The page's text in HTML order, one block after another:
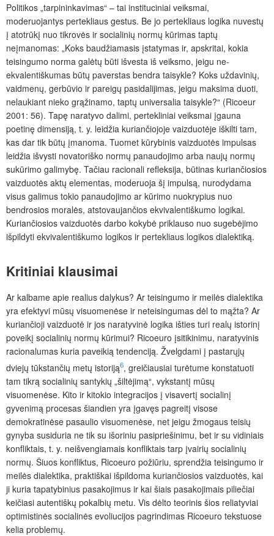
Politikos „tarpininkavimas“ – tai instituciniai veiksmai,
moderuojantys pertekliaus gestus. Be jo pertekliaus logika nuvestų
į atotrūkį nuo tikrovės ir socialinių normų kūrimas taptų
neįmanomas: „Koks baudžiamasis įstatymas ir, apskritai, kokia
teisingumo norma galėtų būti išvesta iš veiksmo, jeigu ne-
ekvalentiškumas būtų paverstas bendra taisykle? Koks uždavinių,
vaidmenų, gerbūvio ir pareigų pasidalijimas, jeigu maksima duoti,
nelaukiant nieko grąžinamo, taptų universalia taisykle?“ (Ricoeur
2001: 56). Tapę naratyvo dalimi, pertekliniai veiksmai įgauna
poetinę dimensiją, t. y. leidžia kuriančiojoje vaizduotėje iškilti tam,
kas dar tik būtų įmanoma. Tuomet kūrybinis vaizduotės impulsas
leidžia išvysti novatoriško normų panaudojimo arba naujų normų
sukūrimo galimybę. Tačiau racionali refleksija, būtinas kuriančiosios
vaizduotės aktų elementas, moderuoja šį impulsą, nurodydama
visus galimus tokio panaudojimo ar kūrimo nuokrypius nuo
bendrosios moralės, atstovaujančios ekvivalentiškumo logikai.
Kuriančiosios vaizduotės darbo kokybė priklauso nuo sugebėjimo
išpildyti ekvivalentiškumo logikos ir pertekliaus logikos dialektiką.
Kritiniai klausimai
Ar kalbame apie realius dalykus? Ar teisingumo ir meilės dialektika
yra efektyvi mūsų visuomenėse ir neteisingumas dėl to mąžta? Ar
kuriančioji vaizduotė ir jos naratyvinė logika išties turi realų istorinį
poveikį socialinių normų kūrimui? Ricoeuro įsitikinimu, naratyvinis
racionalumas kuria paveikią tendenciją. Žvelgdami į pastarųjų
dviejų tūkstančių metų istoriją6, greičiausiai turėtume konstatuoti
tam tikrą socialinių santykių „šiltėjimą“, vykstantį mūsų
visuomenėse. Kito ir kitokio integracijos į visavertį socialinį
gyvenimą procesas šiandien yra įgavęs pagreitį visose
demokratinėse pasaulio visuomenėse, net jeigu žmogaus teisių
gynyba susiduria ne tik su išoriniu pasipriešinimu, bet ir su vidiniais
konfliktais, t. y. neišvengiamais konfliktais tarp įvairių socialinių
normų. Šiuos konfliktus, Ricoeuro požiūriu, sprendžia teisingumo ir
meilės dialektika, praktiškai išpildoma kuriančiosios vaizduotės, kai
ji kuria tapatybinius pasakojimus ir kai šiais pasakojimais piliečiai
keičiasi autentiškų pokalbių metu. Vis dėlto teorinis šios reliatyviai
optimistinės socialinės evoliucijos pagrindimas Ricoeuro tekstuose
kelia problemų.